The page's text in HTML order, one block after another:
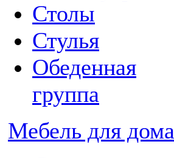
Столы
Стулья
Обеденная
группа
Мебель для дома